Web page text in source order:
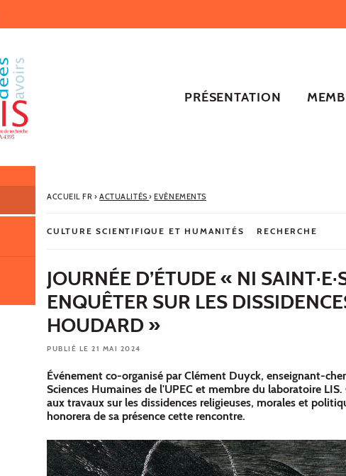
PRÉSENTATION
ACCUEIL FR› ACTUALITÉS› EVÈNEMENTS
CULTURE SCIENTIFIQUE ET HUMANITÉS RECHERCHE
JOURNÉE D’ÉTUDE « NI
ENQUÊTER SUR LES
HOUDARD »
PUBLIÉ LE 21 MAI 2024
Événement co-organisé par Clément Duyck, enseignant-
Sciences Humaines de l'UPEC et membre du laboratoire
aux travaux sur les dissidences religieuses, morales et
honorera de sa présence cette rencontre.